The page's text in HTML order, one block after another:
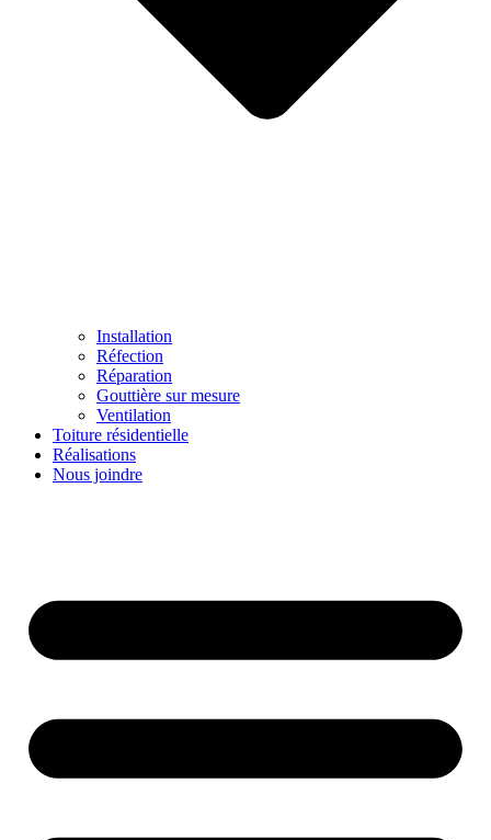
Installation
Réfection
Réparation
Gouttière sur mesure
Ventilation
Toiture résidentielle
Réalisations
Nous joindre